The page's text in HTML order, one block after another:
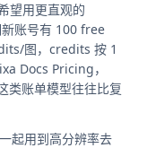
望用更直观的
账号有 100 free
图，credits 按 1
Docs Pricing，
类账单模型往往比复
起用到高分辨率去